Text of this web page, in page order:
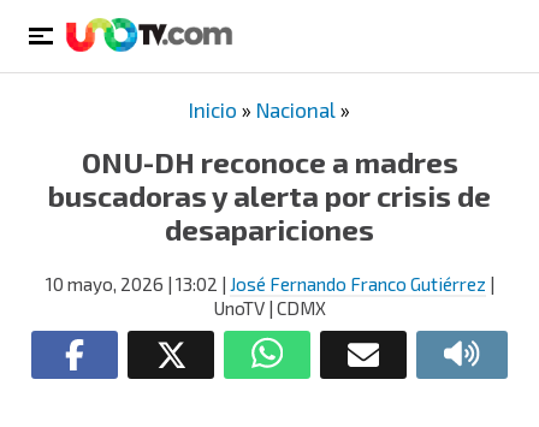
Inicio » Nacional »
ONU-DH reconoce a madres
buscadoras y alerta por crisis de
desapariciones
10 mayo, 2026 | 13:02 | José Fernando Franco Gutiérrez |
UnoTV | CDMX